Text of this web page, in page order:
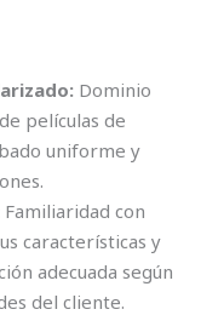
Dominio
películas de
uniforme y
Familiaridad con
características y
adecuada según
del cliente.